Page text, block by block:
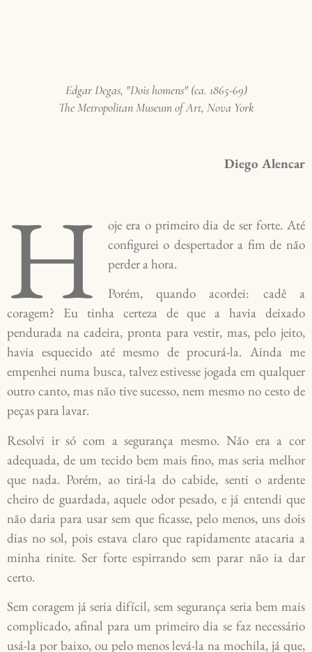
Edgar Degas, "Dois homens" (ca. 1865-69)
The Metropolitan Museum of Art, Nova York
Diego Alencar
H
oje era o primeiro dia de ser forte. Até
configurei o despertador a fim de não
perder a hora.
Porém, quando acordei: cadê a
coragem? Eu tinha certeza de que a havia deixado
pendurada na cadeira, pronta para vestir, mas, pelo jeito,
havia esquecido até mesmo de procurá-la. Ainda me
empenhei numa busca, talvez estivesse jogada em qualquer
outro canto, mas não tive sucesso, nem mesmo no cesto de
peças para lavar.
Resolvi ir só com a segurança mesmo. Não era a cor
adequada, de um tecido bem mais fino, mas seria melhor
que nada. Porém, ao tirá-la do cabide, senti o ardente
cheiro de guardada, aquele odor pesado, e já entendi que
não daria para usar sem que ficasse, pelo menos, uns dois
dias no sol, pois estava claro que rapidamente atacaria a
minha rinite. Ser forte espirrando sem parar não ia dar
certo.
Sem coragem já seria difícil, sem segurança seria bem mais
complicado, afinal para um primeiro dia se faz necessário
usá-la por baixo, ou pelo menos levá-la na mochila, já que,